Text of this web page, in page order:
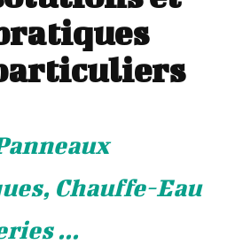
Chauffe-Eau
...